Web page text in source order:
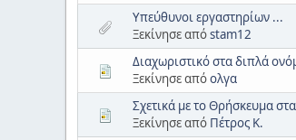
Υπεύθυνοι εργαστηρίων ...
Ξεκίνησε απόstam12
Διαχωριστικό στα διπλά
Ξεκίνησε απόολγα
Σχετικά με το Θρήσκευμα
Ξεκίνησε από Πέτρος Κ.